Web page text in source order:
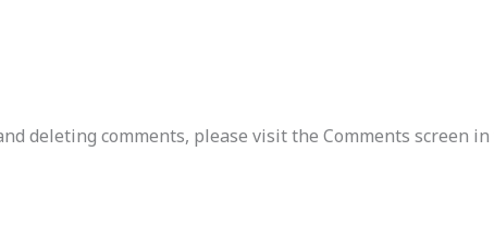
deleting comments, please visit the Comments screen in